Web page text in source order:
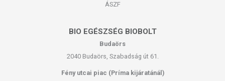
ÁSZF
BIO EGÉSZSÉG BIOBOLT
Budaörs
2040 Budaörs, Szabadság út 61.
Fény utcai piac (Príma kijáratánál)